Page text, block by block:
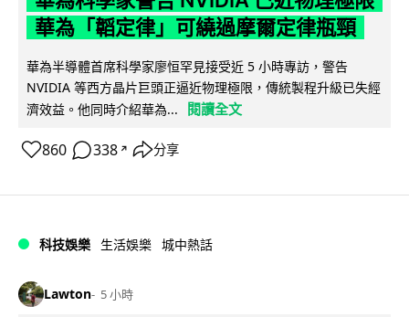
華為「韜定律」可繞過摩爾定律瓶頸
華為半導體首席科學家廖恒罕見接受近 5 小時專訪，警告
NVIDIA 等西方晶片巨頭正逼近物理極限，傳統製程升級已失經
濟效益。他同時介紹華為...
閱讀全文
860 338 ↗ 分享
科技娛樂 生活娛樂 城中熱話
Lawton 5 小時